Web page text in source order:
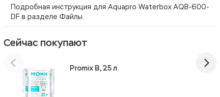
Подробная инструкция для Aquapro Waterbox AQB-600-
DF в разделе Файлы.
Сейчас покупают
Promix B, 25 л